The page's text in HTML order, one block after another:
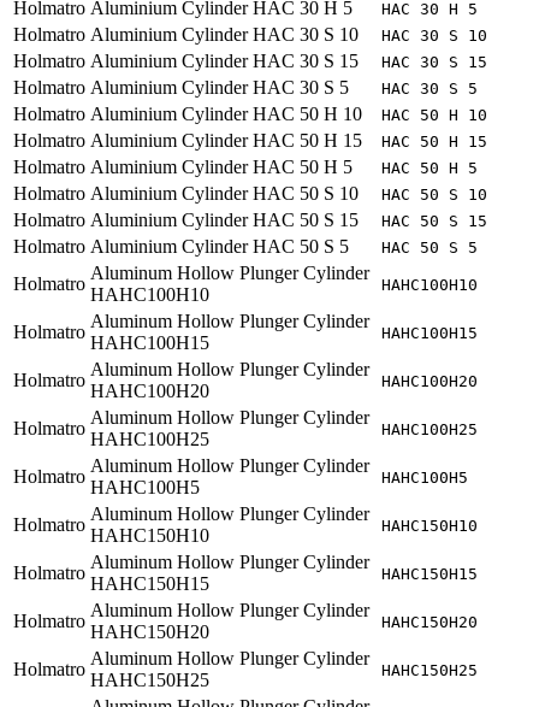
Holmatro Aluminium Cylinder HAC 30 H 5 HAC 30 H 5
Holmatro Aluminium Cylinder HAC 30 S 10 HAC 30 S 10
Holmatro Aluminium Cylinder HAC 30 S 15 HAC 30 S 15
Holmatro Aluminium Cylinder HAC 30 S 5 HAC 30 S 5
Holmatro Aluminium Cylinder HAC 50 H 10 HAC 50 H 10
Holmatro Aluminium Cylinder HAC 50 H 15 HAC 50 H 15
Holmatro Aluminium Cylinder HAC 50 H 5 HAC 50 H 5
Holmatro Aluminium Cylinder HAC 50 S 10 HAC 50 S 10
Holmatro Aluminium Cylinder HAC 50 S 15 HAC 50 S 15
Holmatro Aluminium Cylinder HAC 50 S 5 HAC 50 S 5
Holmatro
Aluminum Hollow Plunger Cylinder
HAHC100H10
HAHC100H10
Holmatro
Aluminum Hollow Plunger Cylinder
HAHC100H15
HAHC100H15
Holmatro
Aluminum Hollow Plunger Cylinder
HAHC100H20
HAHC100H20
Holmatro
Aluminum Hollow Plunger Cylinder
HAHC100H25
HAHC100H25
Holmatro
Aluminum Hollow Plunger Cylinder
HAHC100H5
HAHC100H5
Holmatro
Aluminum Hollow Plunger Cylinder
HAHC150H10
HAHC150H10
Holmatro
Aluminum Hollow Plunger Cylinder
HAHC150H15
HAHC150H15
Holmatro
Aluminum Hollow Plunger Cylinder
HAHC150H20
HAHC150H20
Holmatro
Aluminum Hollow Plunger Cylinder
HAHC150H25
HAHC150H25